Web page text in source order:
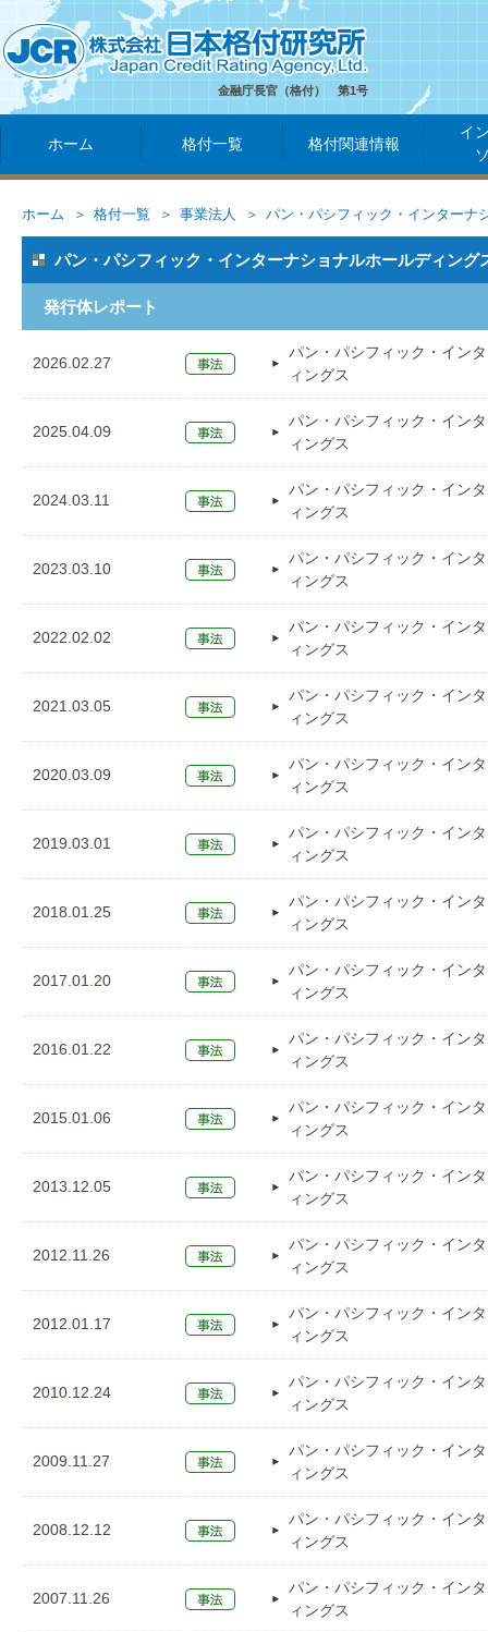
金融庁長官（格付） 第1号
ホーム 格付一覧 格付関連情報
イ
ホーム 格付一覧 事業法人 パン・パシフィック・インターナ
パン・パシフィック・インターナショナルホールディング
発行体レポート
2026.02.27
パン・パシフィック・イン
ィングス
2025.04.09
パン・パシフィック・イン
ィングス
2024.03.11
パン・パシフィック・イン
ィングス
2023.03.10
パン・パシフィック・イン
ィングス
2022.02.02
パン・パシフィック・イン
ィングス
2021.03.05
パン・パシフィック・イン
ィングス
2020.03.09
パン・パシフィック・イン
ィングス
2019.03.01
パン・パシフィック・イン
ィングス
2018.01.25
パン・パシフィック・イン
ィングス
2017.01.20
パン・パシフィック・イン
ィングス
2016.01.22
パン・パシフィック・イン
ィングス
2015.01.06
パン・パシフィック・イン
ィングス
2013.12.05
パン・パシフィック・イン
ィングス
2012.11.26
パン・パシフィック・イン
ィングス
2012.01.17
パン・パシフィック・イン
ィングス
2010.12.24
パン・パシフィック・イン
ィングス
2009.11.27
パン・パシフィック・イン
ィングス
2008.12.12
パン・パシフィック・イン
ィングス
2007.11.26
パン・パシフィック・イン
ィングス